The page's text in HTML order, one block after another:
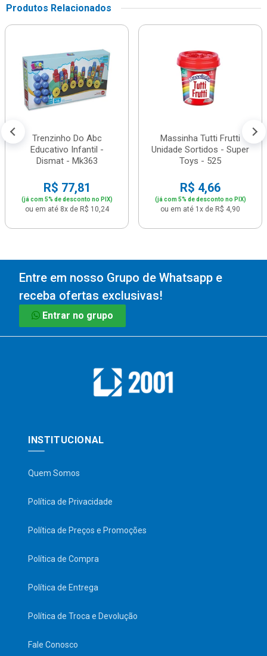
Produtos Relacionados
Trenzinho Do Abc
Educativo Infantil -
Dismat - Mk363
R$ 77,81
(já com 5% de desconto no PIX)
ou em até 8x de R$ 10,24
Massinha Tutti Frutti
Unidade Sortidos - Super
Toys - 525
R$ 4,66
(já com 5% de desconto no PIX)
ou em até 1x de R$ 4,90
Entre em nosso Grupo de Whatsapp e
receba ofertas exclusivas!
Entrar no grupo
INSTITUCIONAL
Quem Somos
Política de Privacidade
Política de Preços e Promoções
Política de Compra
Política de Entrega
Política de Troca e Devolução
Fale Conosco